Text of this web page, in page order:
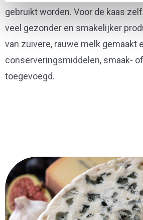
gebruikt worden. Voor de kaas
veel gezonder en smakelijker
van zuivere, rauwe melk gemaakt
conserveringsmiddelen, smaak-
toegevoegd.